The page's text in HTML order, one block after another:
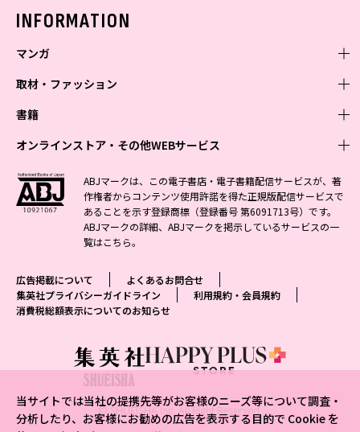
当サイトでは当社の提携先等がお客様のニーズ等について調査・
分析したり、お客様にお勧めの広告を表示する目的で Cookie を
INFORMATION
マンガ
少年マンガ
Vジャンプ
最強ジャンプ
少年ジャンプ+
ジャンプTOON
ジャンプルーキー！
S-MANGA
集英社コミック文庫
青年マンガ
ZEBRACK
S-MANGA
集英社ジャンプリミックス
週刊ヤングジャンプ
ヤングジャンプ定期購読デジタル
となりのヤングジャンプ
グランドジャンプ
ウルトラジャンプ
少女マンガ
ZEBRACK
S-MANGA
集英社コミック文庫
マーガレット
別冊マーガレット
リマコミ
マンガMeets
女性マンガ
ジャンプTOON
集英社コミック文庫
マンガMee公式サイト
リマコミ
office YOU
取材・ファッション
ファッション・美容
BAILA
MAQUIA
eclat
T JAPAN
MEN'S NON-NO
集英社オンライン
芸能・情報・スポーツ
週プレNEWS
週プレ グラジャパ!
書籍
文芸・文庫・総合
小説すばる
集英社 文芸ステーション
web 集英社文庫
アジア人物史
学芸・ノンフィクション・新書
1日5分で、明日は変わる よみタイ yomitai
集英社学芸部 - 学芸・ノンフィクション
集英社ビジネス書
集英社新書プラス - 知の水先案内人
kotoba
情報・知識＆オピニオン imidas
ライトノベル・ノベライズ
集英社オレンジ文庫
JUMP j-BOOKS
ダッシュエックス文庫公式サイト
集英社Webマガジン コバルト
集英社の児童図書 S-KIDS.LAND
オンラインストア・その他WEBサービス
オンラインストア
OTO
SHUEISHA MANGA-ART HERITAGE
ジャンプキャラクターズストア
HAPPY PLUS STORE
SHUEISHA VOX
LEEマルシェ
eclat premium
mirabella homme
その他WEBサービス
集英社アドナビ
集英社エディターズ・ラボ
ABJマークは、この電子書店・電子書籍配信サービスが、著
作権者からコンテンツ使用許諾を得た正規版配信サービスで
あることを示す登録商標（登録番号 第6091713号）です。
ABJマークの詳細、ABJマークを掲示しているサービスの一
覧はこちら。
広告掲載について
よくあるお問合せ
集英社プライバシーガイドライン
利用規約・会員規約
消費税総額表示についてのお知らせ
© SHUEISHA Inc. All Right Reserved.